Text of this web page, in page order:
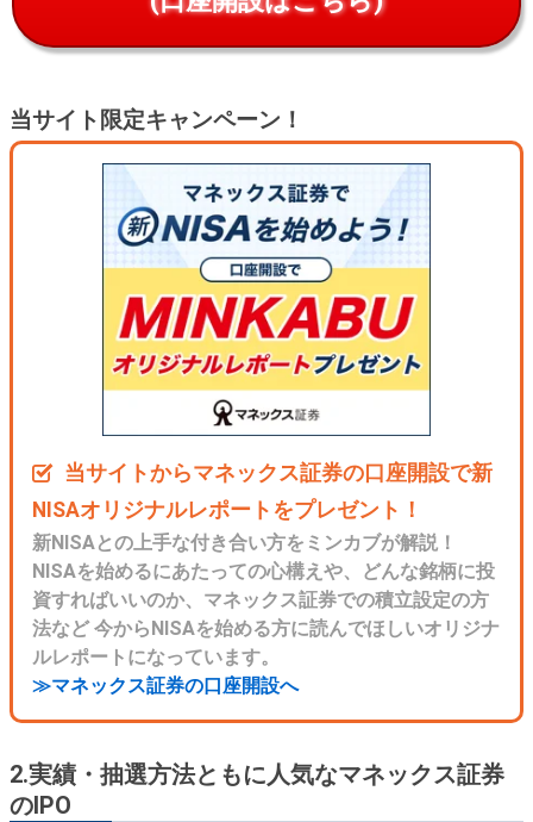
当サイト限定キャンペーン！
当サイトからマネックス証券の口座開設で新
NISAオリジナルレポートをプレゼント！
新NISAとの上手な付き合い方をミンカブが解説！
NISAを始めるにあたっての心構えや、どんな銘柄に投
資すればいいのか、マネックス証券での積立設定の方
法など 今からNISAを始める方に読んでほしいオリジナ
ルレポートになっています。
≫マネックス証券の口座開設へ
2.実績・抽選方法ともに人気なマネックス証券
のIPO